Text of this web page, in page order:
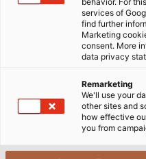
Có, tôi muốn xem nội dung
đến việc truyền dữ liệu cá
trình duyệt của tôi sang
cấp bởi một công ty con
Hoa Kỳ (Google LLC).
của bên thứ ba có thể được
services of
find further
Marketing
consent. More
data privacy
Remarketing
We'll use your
other sites and
how effective
you from